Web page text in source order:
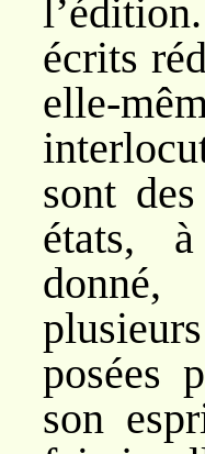
écrits
elle-
sont
états,
posées
son